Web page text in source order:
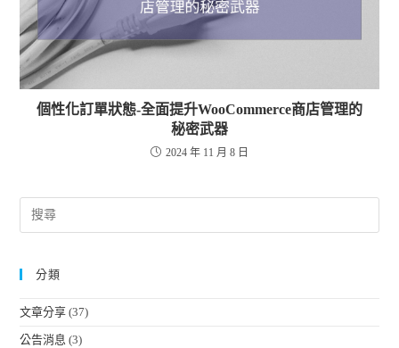
個性化訂單狀態-全面提升WooCommerce商店管理的
秘密武器
2024 年 11 月 8 日
分類
文章分享 (37)
公告消息 (3)